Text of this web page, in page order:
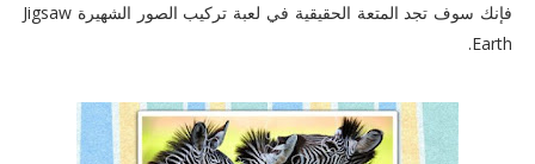
فإنك سوف تجد المتعة الحقيقية في لعبة تركيب الصور الشهيرة Jigsaw
Earth.